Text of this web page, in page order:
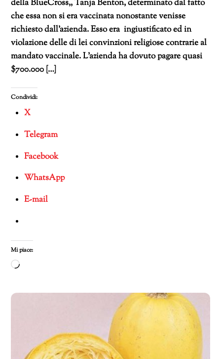
della BlueCross,, Tanja Benton, determinato dal fatto
che essa non si era vaccinata nonostante venisse
richiesto dall’azienda. Esso era ingiustificato ed in
violazione delle di lei convinzioni religiose contrarie al
mandato vaccinale. L’azienda ha dovuto pagare quasi
$700.000 […]
Condividi:
X
Telegram
Facebook
WhatsApp
E-mail
Mi piace:
Caricamento
corso…